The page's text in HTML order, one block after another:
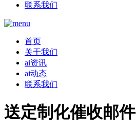
联系我们
首页
关于我们
ai资讯
ai动态
联系我们
送定制化催收邮件